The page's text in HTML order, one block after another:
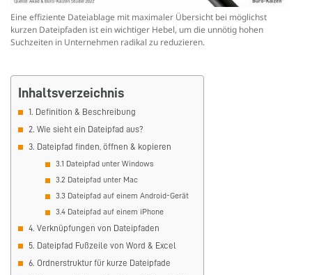
Eine effiziente Dateiablage mit maximaler Übersicht bei möglichst
kurzen Dateipfaden ist ein wichtiger Hebel, um die unnötig hohen
Suchzeiten in Unternehmen radikal zu reduzieren.
Inhaltsverzeichnis
1. Definition & Beschreibung
2. Wie sieht ein Dateipfad aus?
3. Dateipfad finden, öffnen & kopieren
3.1 Dateipfad unter Windows
3.2 Dateipfad unter Mac
3.3 Dateipfad auf einem Android-Gerät
3.4 Dateipfad auf einem iPhone
4. Verknüpfungen von Dateipfaden
5. Dateipfad Fußzeile von Word & Excel
6. Ordnerstruktur für kurze Dateipfade